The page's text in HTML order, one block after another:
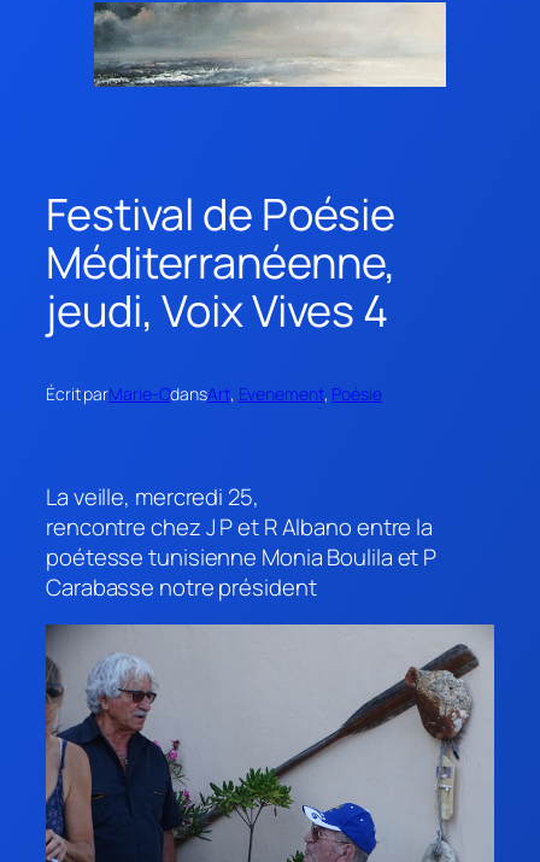
Festival de Poésie
Méditerranéenne,
jeudi, Voix Vives 4
Écrit parMarie-OdansArt, Evenement, Poésie
La veille, mercredi 25,
rencontre chez J P et R Albano entre la
poétesse tunisienne Monia Boulila et P
Carabasse notre président